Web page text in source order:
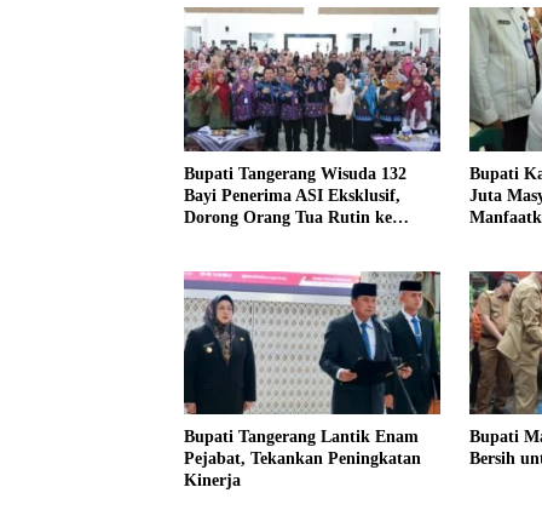
Bupati Tangerang Wisuda 132
Bayi Penerima ASI Eksklusif,
Dorong Orang Tua Rutin ke
Bupati
Juta
Bupati Tangerang Lantik Enam
Pejabat, Tekankan Peningkatan
Kinerja
Bupati
Bersih